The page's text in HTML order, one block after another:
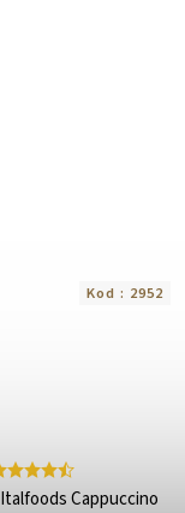
Cappuccino
Kod : 2952